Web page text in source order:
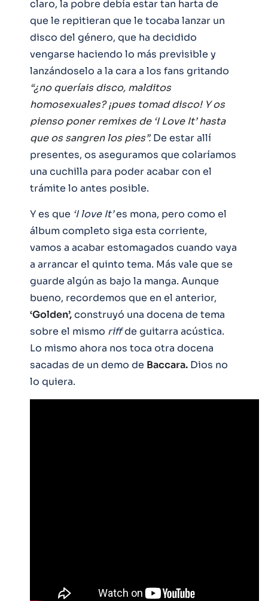
claro, la pobre debía estar tan harta de
que le repitieran que le tocaba lanzar un
disco del género, que ha decidido
vengarse haciendo lo más previsible y
lanzándoselo a la cara a los fans gritando
“¿no queríais disco, malditos
homosexuales? ¡pues tomad disco! Y os
pienso poner remixes de ‘I Love It’ hasta
que os sangren los pies”. De estar allí
presentes, os aseguramos que colaríamos
una cuchilla para poder acabar con el
trámite lo antes posible.
Y es que ‘I love It’es mona, pero como el
álbum completo siga esta corriente,
vamos a acabar estomagados cuando vaya
a arrancar el quinto tema. Más vale que se
guarde algún as bajo la manga. Aunque
bueno, recordemos que en el anterior,
‘Golden’,construyó una docena de tema
sobre el mismo riffde guitarra acústica.
Lo mismo ahora nos toca otra docena
sacadas de un demo de Baccara. Dios no
lo quiera.